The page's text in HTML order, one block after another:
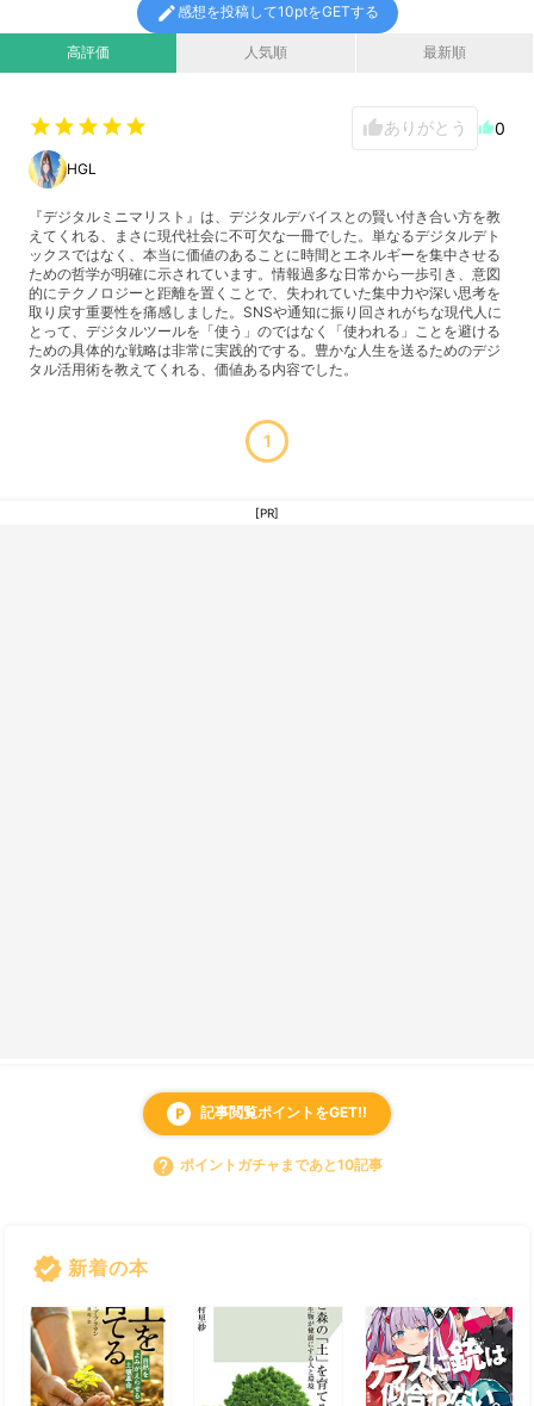
高評価 人気順 最新順
edit感想を投稿して10ptをGETする
star star star star star thumb_upありがとう thumb_up0
HGL
『デジタルミニマリスト』は、デジタルデバイスとの賢い付き合い方を教
えてくれる、まさに現代社会に不可欠な一冊でした。単なるデジタルデト
ックスではなく、本当に価値のあることに時間とエネルギーを集中させる
ための哲学が明確に示されています。情報過多な日常から一歩引き、意図
的にテクノロジーと距離を置くことで、失われていた集中力や深い思考を
取り戻す重要性を痛感しました。SNSや通知に振り回されがちな現代人に
とって、デジタルツールを「使う」のではなく「使われる」ことを避ける
ための具体的な戦略は非常に実践的でする。豊かな人生を送るためのデジ
タル活用術を教えてくれる、価値ある内容でした。
1
[PR]
local_parking 記事閲覧ポイントをGET!!
help ポイントガチャまであと10記事
verified 新着の本